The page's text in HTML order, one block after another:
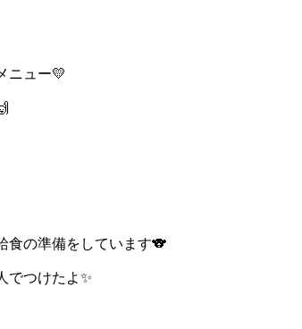
ニュー💛
食の準備をしています🐨
でつけたよ✨